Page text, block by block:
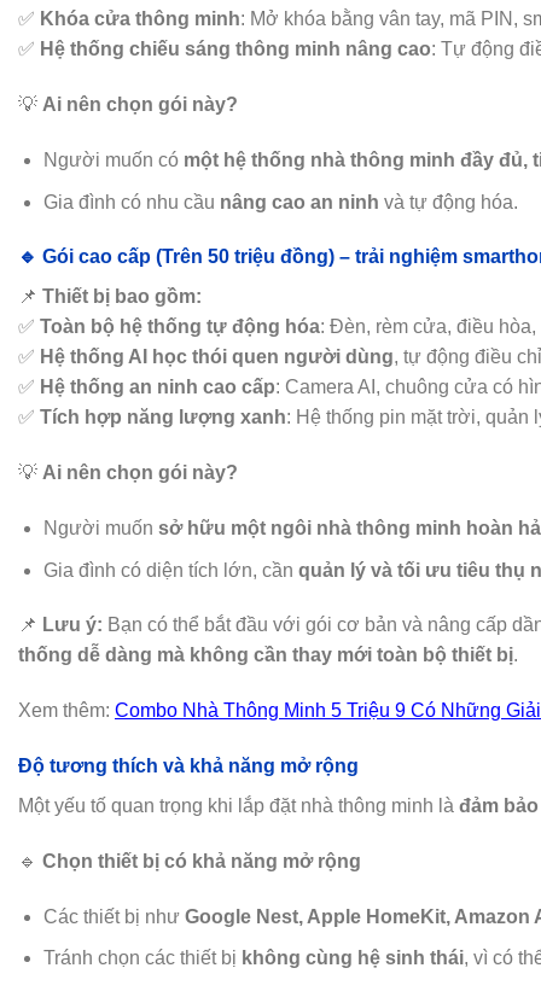
✅ Khóa cửa thông minh: Mở khóa bằng vân tay, mã PIN,
✅ Hệ thống chiếu sáng thông minh nâng cao: Tự động
💡 Ai nên chọn gói này?
Người muốn có một hệ thống nhà thông minh đầy đủ,
Gia đình có nhu cầu nâng cao an ninh và tự động hóa.
🔹 Gói cao cấp (Trên 50 triệu đồng) – trải nghiệm
📌 Thiết bị bao gồm:
✅ Toàn bộ hệ thống tự động hóa: Đèn, rèm cửa, điều
✅ Hệ thống AI học thói quen người dùng, tự động điều
✅ Hệ thống an ninh cao cấp: Camera AI, chuông cửa có
✅ Tích hợp năng lượng xanh: Hệ thống pin mặt trời, quản
💡 Ai nên chọn gói này?
Người muốn sở hữu một ngôi nhà thông minh hoàn
Gia đình có diện tích lớn, cần quản lý và tối ưu tiêu thụ
📌 Lưu ý: Bạn có thể bắt đầu với gói cơ bản và nâng cấp
thống dễ dàng mà không cần thay mới toàn bộ thiết bị.
Xem thêm: Combo Nhà Thông Minh 5 Triệu 9 Có Những
Độ tương thích và khả năng mở rộng
Một yếu tố quan trọng khi lắp đặt nhà thông minh là đảm
🔹 Chọn thiết bị có khả năng mở rộng
Các thiết bị như Google Nest, Apple HomeKit, Amazon
Tránh chọn các thiết bị không cùng hệ sinh thái, vì có